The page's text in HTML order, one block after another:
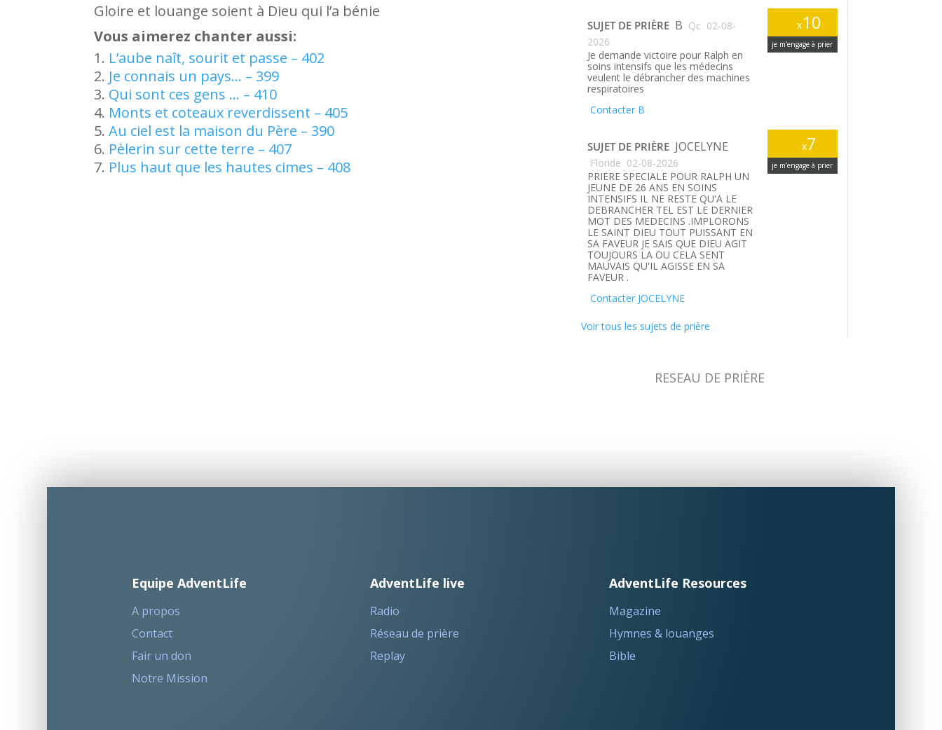
Gloire et louange soient à Dieu qui l’a bénie
Vous aimerez chanter aussi:
L’aube naît, sourit et passe – 402
Je connais un pays… – 399
Qui sont ces gens … – 410
Monts et coteaux reverdissent – 405
Au ciel est la maison du Père – 390
Pèlerin sur cette terre – 407
Plus haut que les hautes cimes – 408
x10
je m’engage à prier
SUJET DE PRIÈRE B Qc 02-08-
2026
Je demande victoire pour Ralph en
soins intensifs que les médecins
veulent le débrancher des machines
respiratoires
Contacter B
x7
je m’engage à prier
SUJET DE PRIÈRE JOCELYNE
Floride 02-08-2026
PRIERE SPECIALE POUR RALPH UN
JEUNE DE 26 ANS EN SOINS
INTENSIFS IL NE RESTE QU'A LE
DEBRANCHER TEL EST LE DERNIER
MOT DES MEDECINS .IMPLORONS
LE SAINT DIEU TOUT PUISSANT EN
SA FAVEUR JE SAIS QUE DIEU AGIT
TOUJOURS LA OU CELA SENT
MAUVAIS QU'IL AGISSE EN SA
FAVEUR .
Contacter JOCELYNE
Voir tous les sujets de prière
RESEAU DE PRIÈRE
Equipe AdventLife
A propos
Contact
Fair un don
Notre Mission
AdventLife live
Radio
Réseau de prière
Replay
AdventLife Resources
Magazine
Hymnes & louanges
Bible